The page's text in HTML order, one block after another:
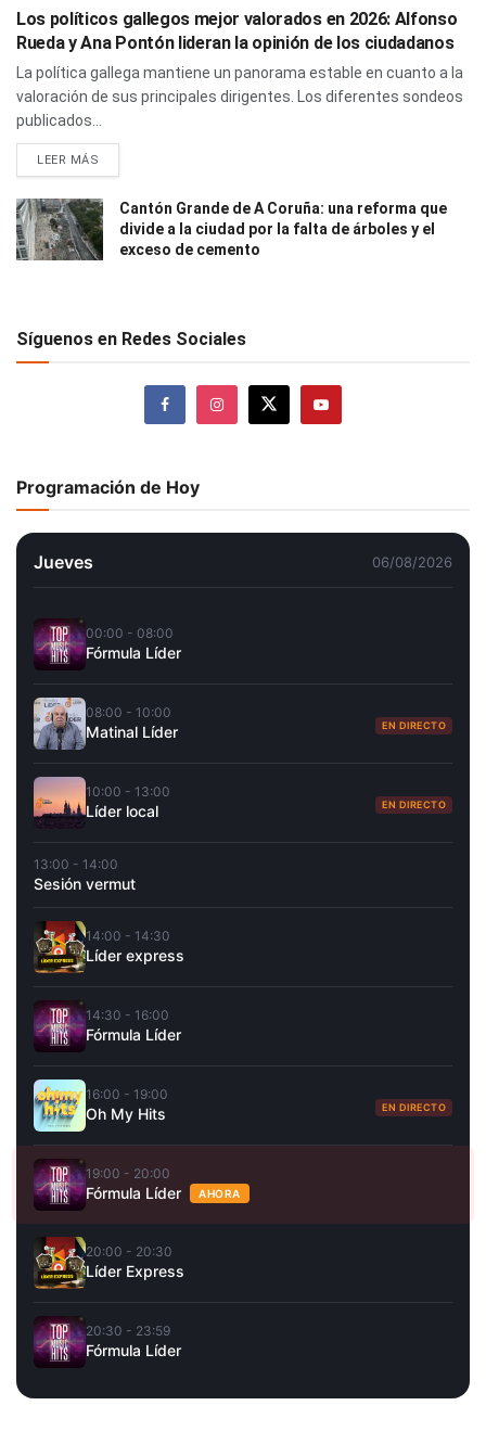
Los políticos gallegos mejor valorados en 2026: Alfonso
Rueda y Ana Pontón lideran la opinión de los ciudadanos
La política gallega mantiene un panorama estable en cuanto a la
valoración de sus principales dirigentes. Los diferentes sondeos
publicados...
LEER MÁS
Cantón Grande de A Coruña: una reforma que
divide a la ciudad por la falta de árboles y el
exceso de cemento
Síguenos en Redes Sociales
Programación de Hoy
Jueves 06/08/2026
00:00 - 08:00
Fórmula Líder
08:00 - 10:00
Matinal Líder EN DIRECTO
10:00 - 13:00
Líder local EN DIRECTO
13:00 - 14:00
Sesión vermut
14:00 - 14:30
Líder express
14:30 - 16:00
Fórmula Líder
16:00 - 19:00
Oh My Hits EN DIRECTO
19:00 - 20:00
Fórmula Líder AHORA
20:00 - 20:30
Líder Express
20:30 - 23:59
Fórmula Líder